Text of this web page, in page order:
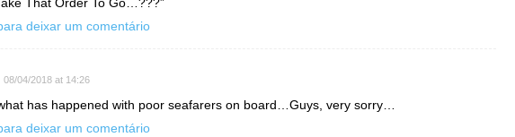
That Order To Go…???”
deixar um comentário
08/04/2018 at 14:26
has happened with poor seafarers on board…Guys, very sorry…
deixar um comentário